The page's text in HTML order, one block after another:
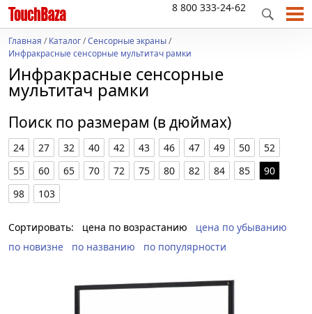
8 800 333-24-62
Главная /Каталог/Сенсорные экраны/
Инфракрасные сенсорные мультитач рамки
Инфракрасные сенсорные
мультитач рамки
Поиск по размерам (в дюймах)
24 27 32 40 42 43 46 47 49 50
52
55
60 65 70 72 75 80 82 84 85
90
98
103
Сортировать: цена по возрастанию
цена по убыванию
по новизне
по названию по популярности